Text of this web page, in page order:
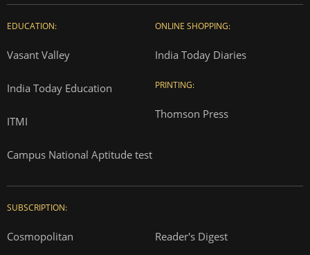
EDUCATION:
Vasant Valley
India Today Education
ITMI
Campus National Aptitude test
ONLINE SHOPPING:
India Today Diaries
PRINTING:
Thomson Press
SUBSCRIPTION:
Cosmopolitan Reader's Digest